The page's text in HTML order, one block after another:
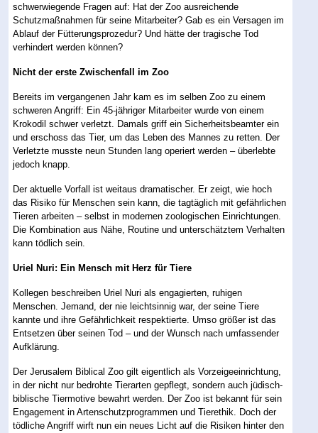
schwerwiegende Fragen auf: Hat der Zoo ausreichende
Schutzmaßnahmen für seine Mitarbeiter? Gab es ein Versagen im
Ablauf der Fütterungsprozedur? Und hätte der tragische Tod
verhindert werden können?
Nicht der erste Zwischenfall im Zoo
Bereits im vergangenen Jahr kam es im selben Zoo zu einem
schweren Angriff: Ein 45-jähriger Mitarbeiter wurde von einem
Krokodil schwer verletzt. Damals griff ein Sicherheitsbeamter ein
und erschoss das Tier, um das Leben des Mannes zu retten. Der
Verletzte musste neun Stunden lang operiert werden – überlebte
jedoch knapp.
Der aktuelle Vorfall ist weitaus dramatischer. Er zeigt, wie hoch
das Risiko für Menschen sein kann, die tagtäglich mit gefährlichen
Tieren arbeiten – selbst in modernen zoologischen Einrichtungen.
Die Kombination aus Nähe, Routine und unterschätztem Verhalten
kann tödlich sein.
Uriel Nuri: Ein Mensch mit Herz für Tiere
Kollegen beschreiben Uriel Nuri als engagierten, ruhigen
Menschen. Jemand, der nie leichtsinnig war, der seine Tiere
kannte und ihre Gefährlichkeit respektierte. Umso größer ist das
Entsetzen über seinen Tod – und der Wunsch nach umfassender
Aufklärung.
Der Jerusalem Biblical Zoo gilt eigentlich als Vorzeigeeinrichtung,
in der nicht nur bedrohte Tierarten gepflegt, sondern auch jüdisch-
biblische Tiermotive bewahrt werden. Der Zoo ist bekannt für sein
Engagement in Artenschutzprogrammen und Tierethik. Doch der
tödliche Angriff wirft nun ein neues Licht auf die Risiken hinter den